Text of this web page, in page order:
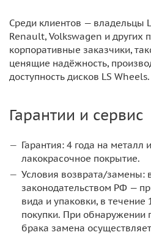
Среди клиентов — владельцы
Renault, Volkswagen и других
корпоративные заказчики,
ценящие надёжность,
доступность дисков LS Wheels.
Гарантии и сервис
Гарантия: 4 года на металл
лакокрасочное покрытие.
Условия возврата/замены:
законодательством РФ —
вида и упаковки, в течение
покупки. При обнаружении
брака замена